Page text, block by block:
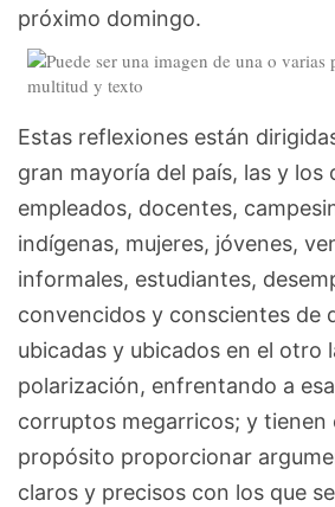
próximo domingo.
Estas reflexiones están
gran mayoría del país, las y los
empleados, docentes,
indígenas, mujeres, jóvenes,
informales, estudiantes,
convencidos y conscientes de
ubicadas y ubicados en el otro
polarización, enfrentando a
corruptos megarricos; y tienen
propósito proporcionar
claros y precisos con los que